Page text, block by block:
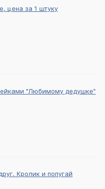
цена за 1 штуку
"Любимому дедушке"
Кролик и попугай